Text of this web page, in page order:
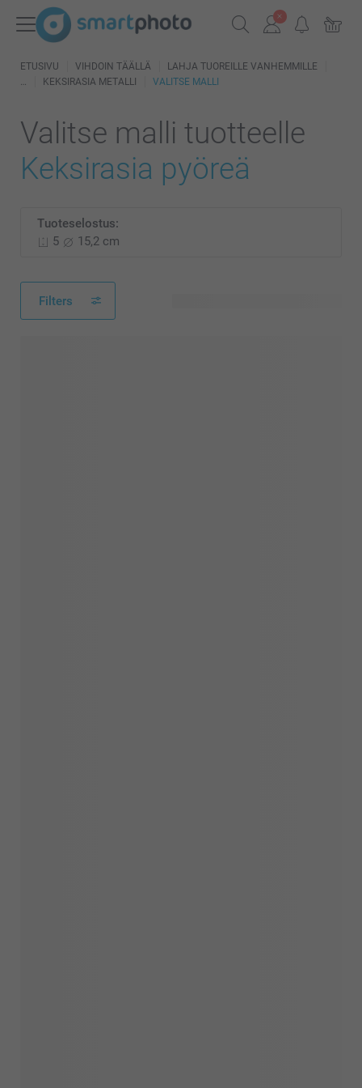
ETUSIVU VIHDOIN TÄÄLLÄ
LAHJA TUOREILLE VANHEMMILLE
KEKSIRASIA METALLI
VALITSE MALLI
Valitse malli tuotteelle
Keksirasia pyöreä
Tuoteselostus:
5
15,2 cm
Filters